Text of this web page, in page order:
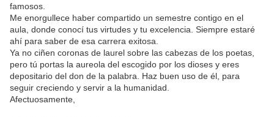
famosos.
Me enorgullece haber compartido un semestre contigo en el
aula, donde conocí tus virtudes y tu excelencia. Siempre estaré
ahí para saber de esa carrera exitosa.
Ya no ciñen coronas de laurel sobre las cabezas de los poetas,
pero tú portas la aureola del escogido por los dioses y eres
depositario del don de la palabra. Haz buen uso de él, para
seguir creciendo y servir a la humanidad.
Afectuosamente,